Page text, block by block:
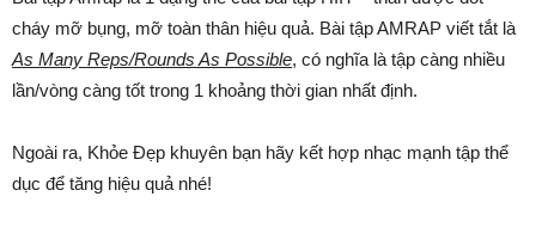
cháy mỡ bụng, mỡ toàn thân hiệu quả. Bài tập AMRAP viết tắt là
As Many Reps/Rounds As Possible, có nghĩa là tập càng nhiều
lần/vòng càng tốt trong 1 khoảng thời gian nhất định.
Ngoài ra, Khỏe Đẹp khuyên bạn hãy kết hợp nhạc mạnh tập thể
dục để tăng hiệu quả nhé!